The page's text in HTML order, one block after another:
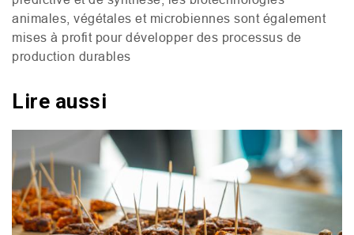
animales, végétales et microbiennes sont également
mises à profit pour développer des processus de
production durables
Lire aussi